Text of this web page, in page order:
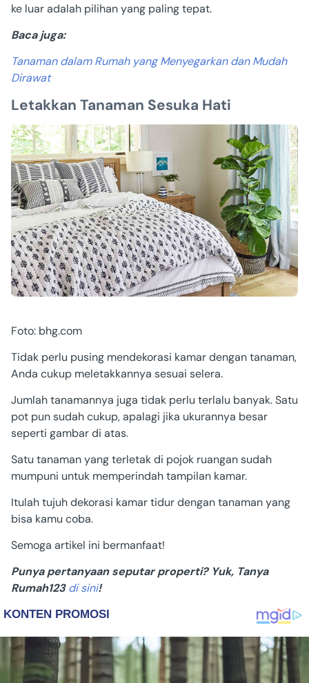
ke luar adalah pilihan yang paling tepat.
Baca juga:
Tanaman dalam Rumah yang Menyegarkan dan Mudah
Dirawat
Letakkan Tanaman Sesuka Hati
Foto: bhg.com
Tidak perlu pusing mendekorasi kamar dengan tanaman,
Anda cukup meletakkannya sesuai selera.
Jumlah tanamannya juga tidak perlu terlalu banyak. Satu
pot pun sudah cukup, apalagi jika ukurannya besar
seperti gambar di atas.
Satu tanaman yang terletak di pojok ruangan sudah
mumpuni untuk memperindah tampilan kamar.
Itulah tujuh dekorasi kamar tidur dengan tanaman yang
bisa kamu coba.
Semoga artikel ini bermanfaat!
Punya pertanyaan seputar properti? Yuk, Tanya
Rumah123di sini!